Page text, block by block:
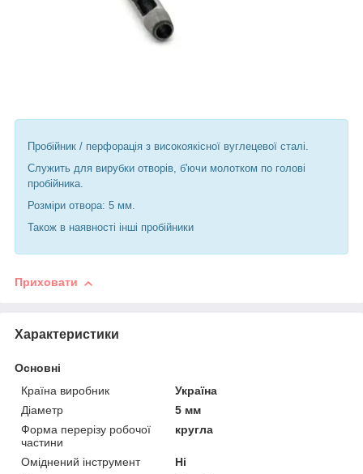
Пробійник / перфорація з високоякісної вуглецевої сталі.
Служить для вирубки отворів, б'ючи молотком по голові
пробійника.
Розміри отвора: 5 мм.
Також в наявності інші пробійники
Приховати
Характеристики
Основні
Країна виробник
Україна
Діаметр
5 мм
Форма перерізу робочої
частини
кругла
Оміднений інструмент
Ні